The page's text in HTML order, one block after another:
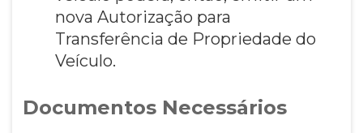
nova Autorização para
Transferência de Propriedade do
Veículo.
Documentos Necessários